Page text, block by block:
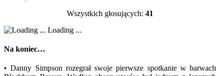
Wszystkich głosujących: 41
Loading ...
Na koniec…
• Danny Simpson rozegrał swoje pierwsze spotkanie w barwach